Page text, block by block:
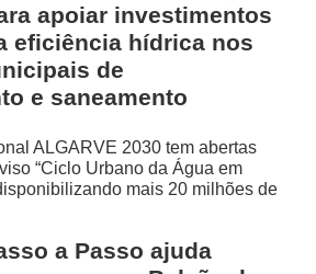
apoiar investimentos
eficiência hídrica nos
de
e saneamento
ALGARVE 2030 tem abertas
“Ciclo Urbano da Água em
mais 20 milhões de
a Passo ajuda